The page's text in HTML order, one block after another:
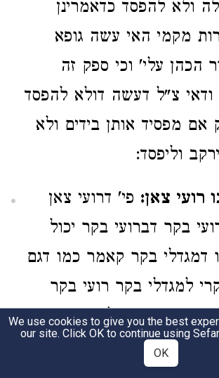
ולא להפסד כדאמרינן
מקמי האי עשה גופא
הכהן עלי' וכי ספק זה
ודאי צ"ל דעשה דולא להפסד
אם מפסיד אותן בידים ולא
וליפסד:
רועי צאן: פי' דרועי צאן
בקר דברועי בקר יכול
דמגדלי בקר קאמר כמו דגם
למגדלי בקר רועי בקר
אין שמץ פסול דהא
כמימרא דרבא דלעיל
We use cookies to give you the best
our site. Click OK to continue using
OK